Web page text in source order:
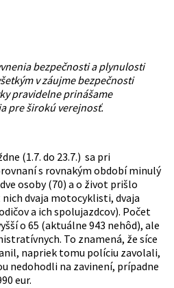
bezpečnosti a plynulosti
v záujme bezpečnosti
pravidelne prinášame
pre širokú verejnosť.
(1.7. do 23.7.) sa pri
s rovnakým období minulý
osoby (70) a o život prišlo
nich dvaja motocyklisti, dvaja
a ich spolujazdcov). Počet
o 65 (aktuálne 943 nehôd), ale
To znamená, že síce
napriek tomu políciu zavolali,
nedohodli na zavinení, prípadne
eur.